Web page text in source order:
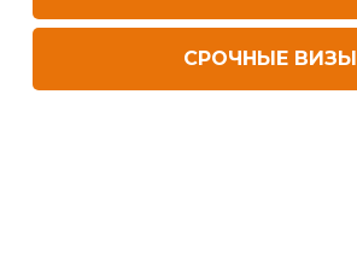
СРОЧНЫЕ ВИЗЫ